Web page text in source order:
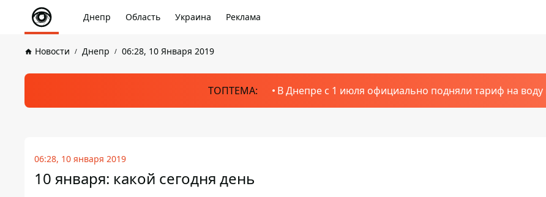
Днепр Область Украина Реклама
Новости Днепр 06:28, 10 Января 2019
ТОПТЕМА: В Днепре с 1 июля официально подняли тариф на воду
06:28, 10 января 2019
10 января: какой сегодня день